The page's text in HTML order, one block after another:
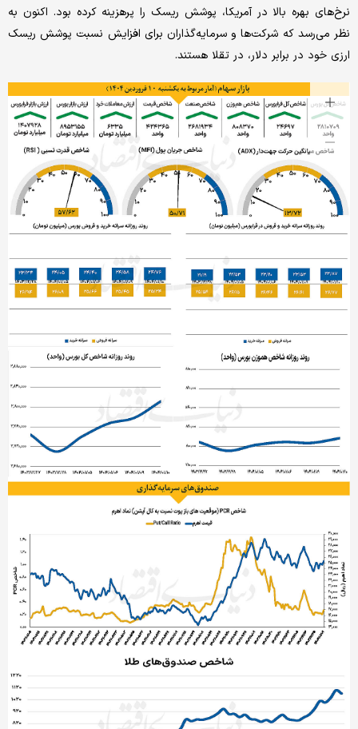
نرخ‌های بهره بالا در آمریکا، پوشش ریسک را پرهزینه کرده بود. اکنون به
نظر می‌رسد که شرکت‌ها و سرمایه‌گذاران برای افزایش نسبت پوشش ریسک
ارزی خود در برابر دلار، در تقلا هستند.